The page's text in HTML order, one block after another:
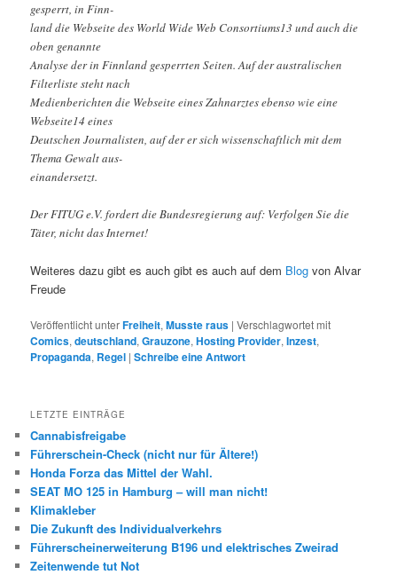
gesperrt, in Finn-
land die Webseite des World Wide Web Consortiums13 und auch die
oben genannte
Analyse der in Finnland gesperrten Seiten. Auf der australischen
Filterliste steht nach
Medienberichten die Webseite eines Zahnarztes ebenso wie eine
Webseite14 eines
Deutschen Journalisten, auf der er sich wissenschaftlich mit dem
Thema Gewalt aus-
einandersetzt.
Der FITUG e.V. fordert die Bundesregierung auf: Verfolgen Sie die
Täter, nicht das Internet!
Weiteres dazu gibt es auch gibt es auch auf dem Blog von Alvar
Freude
Veröffentlicht unterFreiheit,Musste raus |Verschlagwortet mit
Comics,deutschland,Grauzone,Hosting Provider,Inzest,
Propaganda, Regel |Schreibe eine Antwort
LETZTE EINTRÄGE
Cannabisfreigabe
Führerschein-Check (nicht nur für Ältere!)
Honda Forza das Mittel der Wahl.
SEAT MO 125 in Hamburg – will man nicht!
Klimakleber
Die Zukunft des Individualverkehrs
Führerscheinerweiterung B196 und elektrisches Zweirad
Zeitenwende tut Not